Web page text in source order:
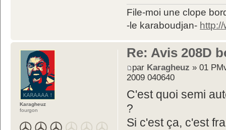
File-moi une clope
-le karaboudjan-
Re: Avis 208D
par Karagheuz » 01
2009 040640
C'est quoi semi
?
Si c'est ça, c'est
Karagheuz
fourgon